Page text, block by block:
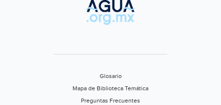
Glosario
Mapa de Biblioteca Temática
Preguntas Frecuentes